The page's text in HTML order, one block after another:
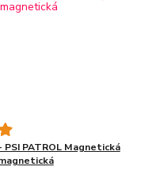
PATROL Magnetická